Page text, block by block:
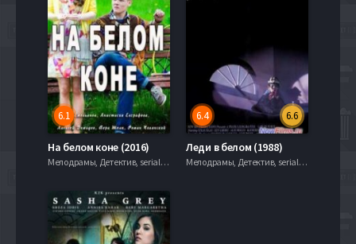
6.1
На белом коне (2016)
Мелодрамы, Детектив, serial.mob
6.6
6.4
Леди в белом (1988)
Мелодрамы, Детектив, serial.mob